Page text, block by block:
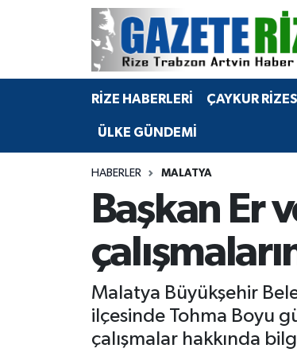
RİZE HABERLERİ ÇAYKUR
ÜLKE GÜNDEMİ
HABERLER MALATYA
Başkan Er
Malatya Büyükşehir
ilçesinde Tohma Boyu
çalışmalar hakkında
BÖLGEMİZ
Bilim Teknoloji
Advertising news
Canlı Maç
Merkez Nöbetçi Eczaneler
Merkez Hava Durumu
Merkez Trafik Yoğunluk Haritası
Tüm Manşetler
Son Dakika Haberleri
Haber Arşivi